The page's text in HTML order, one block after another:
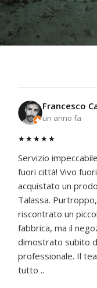
Francesco
un anno fa
★★★★★
Servizio
fuori città! Vivo
acquistato un
Talassa.
riscontrato un
fabbrica, ma il
dimostrato subito
professionale. Il
tutto ..